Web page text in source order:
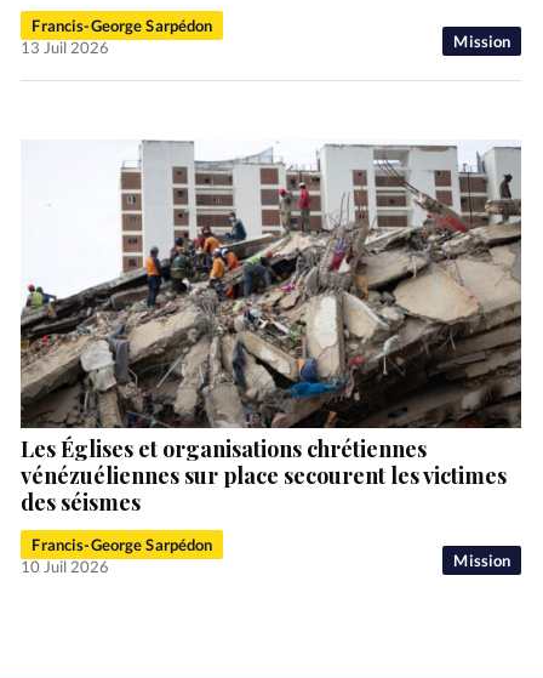
Mission
Francis-George Sarpédon
13 Juil 2026
Mission
Les Églises et organisations chrétiennes
vénézuéliennes sur place secourent les victimes
des séismes
Francis-George Sarpédon
10 Juil 2026